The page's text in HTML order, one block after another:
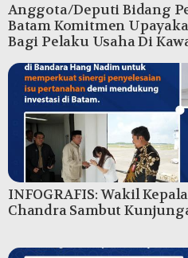
Anggota/Deputi Bidang
Batam Komitmen
Bagi Pelaku Usaha Di
INFOGRAFIS: Wakil
Chandra Sambut